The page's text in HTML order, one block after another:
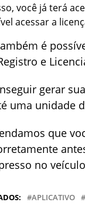
você já terá
acessar a
é
e
gerar
uma unidade
que
no
APLICATIVO